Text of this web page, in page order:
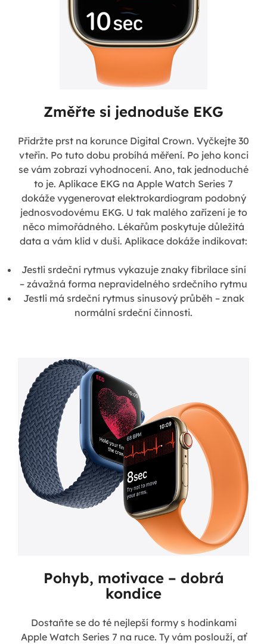
Změřte si jednoduše EKG
Přidržte prst na korunce Digital Crown. Vyčkejte 30
vteřin. Po tuto dobu probíhá měření. Po jeho konci
se vám zobrazí vyhodnocení. Ano, tak jednoduché
to je. Aplikace EKG na Apple Watch Series 7
dokáže vygenerovat elektrokardiogram podobný
jednosvodovému EKG. U tak malého zařízení je to
něco mimořádného. Lékařům poskytuje důležitá
data a vám klid v duši. Aplikace dokáže indikovat:
Jestli srdeční rytmus vykazuje znaky fibrilace síní
– závažná forma nepravidelného srdečního rytmu
Jestli má srdeční rytmus sinusový průběh – znak
normální srdeční činnosti.
Pohyb, motivace – dobrá
kondice
Dostaňte se do té nejlepší formy s hodinkami
Apple Watch Series 7 na ruce. Ty vám poslouží, ať